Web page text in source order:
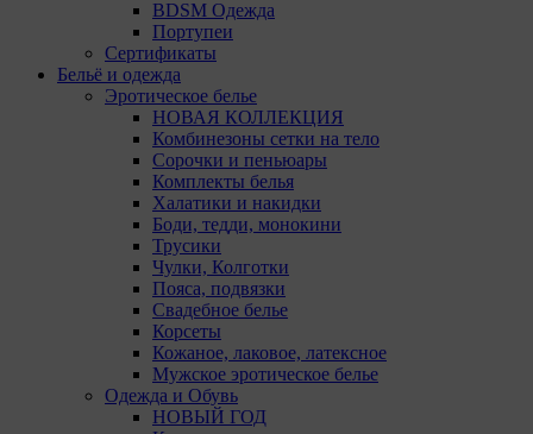
BDSM Одежда
Портупеи
Сертификаты
Бельё и одежда
Эротическое белье
НОВАЯ КОЛЛЕКЦИЯ
Комбинезоны сетки на тело
Сорочки и пеньюары
Комплекты белья
Халатики и накидки
Боди, тедди, монокини
Трусики
Чулки, Колготки
Пояса, подвязки
Свадебное белье
Корсеты
Кожаное, лаковое, латексное
Мужское эротическое белье
Одежда и Обувь
НОВЫЙ ГОД